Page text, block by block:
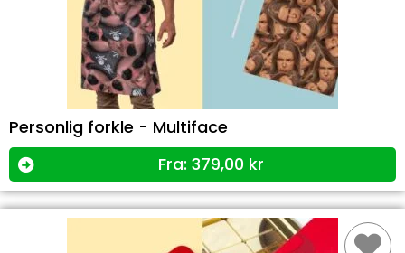
Personlig forkle - Multiface
Fra: 379,00 kr